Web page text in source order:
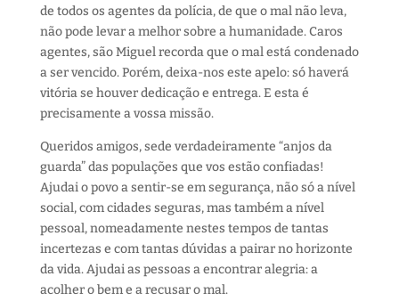
de todos os agentes da polícia, de que o mal não leva,
não pode levar a melhor sobre a humanidade. Caros
agentes, são Miguel recorda que o mal está condenado
a ser vencido. Porém, deixa-nos este apelo: só haverá
vitória se houver dedicação e entrega. E esta é
precisamente a vossa missão.
Queridos amigos, sede verdadeiramente “anjos da
guarda” das populações que vos estão confiadas!
Ajudai o povo a sentir-se em segurança, não só a nível
social, com cidades seguras, mas também a nível
pessoal, nomeadamente nestes tempos de tantas
incertezas e com tantas dúvidas a pairar no horizonte
da vida. Ajudai as pessoas a encontrar alegria: a
acolher o bem e a recusar o mal.